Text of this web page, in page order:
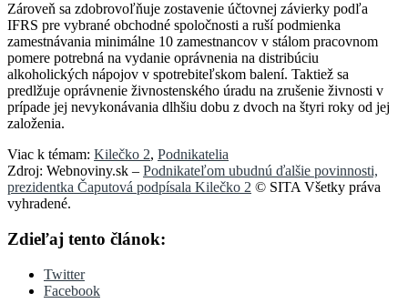
Zároveň sa zdobrovoľňuje zostavenie účtovnej závierky podľa
IFRS pre vybrané obchodné spoločnosti a ruší podmienka
zamestnávania minimálne 10 zamestnancov v stálom pracovnom
pomere potrebná na vydanie oprávnenia na distribúciu
alkoholických nápojov v spotrebiteľskom balení. Taktiež sa
predlžuje oprávnenie živnostenského úradu na zrušenie živnosti v
prípade jej nevykonávania dlhšiu dobu z dvoch na štyri roky od jej
založenia.
Viac k témam: Kilečko 2, Podnikatelia
Zdroj: Webnoviny.sk – Podnikateľom ubudnú ďalšie povinnosti,
prezidentka Čaputová podpísala Kilečko 2 © SITA Všetky práva
vyhradené.
Zdieľaj tento článok:
Twitter
Facebook